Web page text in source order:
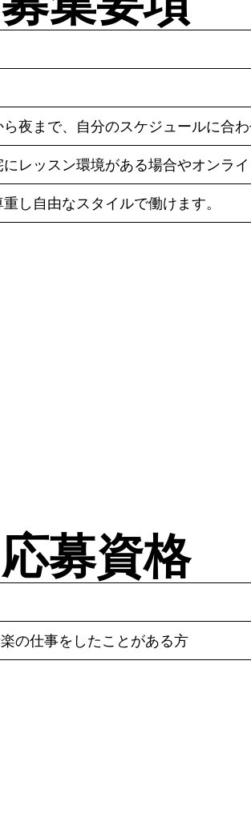
夜まで、自分のスケジュールに合
レッスン環境がある場合やオンラ
し自由なスタイルで働けます。
応募資格
の仕事をしたことがある方